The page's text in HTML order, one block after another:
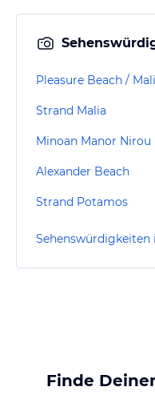
Pleasure Beach /
Strand Malia
Minoan Manor Nirou
Alexander Beach
Strand Potamos
Sehenswürdigkeiten
Finde